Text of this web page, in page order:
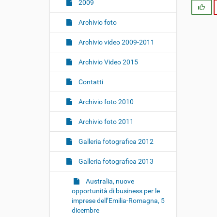
Si
o
2009
Archivio foto
Archivio video 2009-2011
Archivio Video 2015
Contatti
Archivio foto 2010
Archivio foto 2011
Galleria fotografica 2012
Galleria fotografica 2013
Australia, nuove
opportunità di business per le
imprese dell’Emilia-Romagna, 5
dicembre